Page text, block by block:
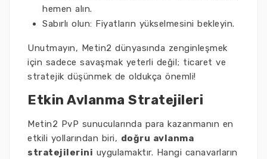
hemen alın.
Sabırlı olun: Fiyatların yükselmesini bekleyin.
Unutmayın, Metin2 dünyasında zenginleşmek
için sadece savaşmak yeterli değil; ticaret ve
stratejik düşünmek de oldukça önemli!
Etkin Avlanma Stratejileri
Metin2 PvP sunucularında para kazanmanın en
etkili yollarından biri, doğru avlanma
stratejilerini uygulamaktır. Hangi canavarların